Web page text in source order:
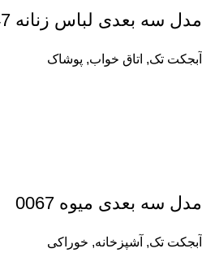
مدل سه بعدی لباس زنانه 047
آبجکت تک, اتاق خواب, پوشاک
مدل سه بعدی میوه 0067
آبجکت تک, آشپزخانه, خوراکی